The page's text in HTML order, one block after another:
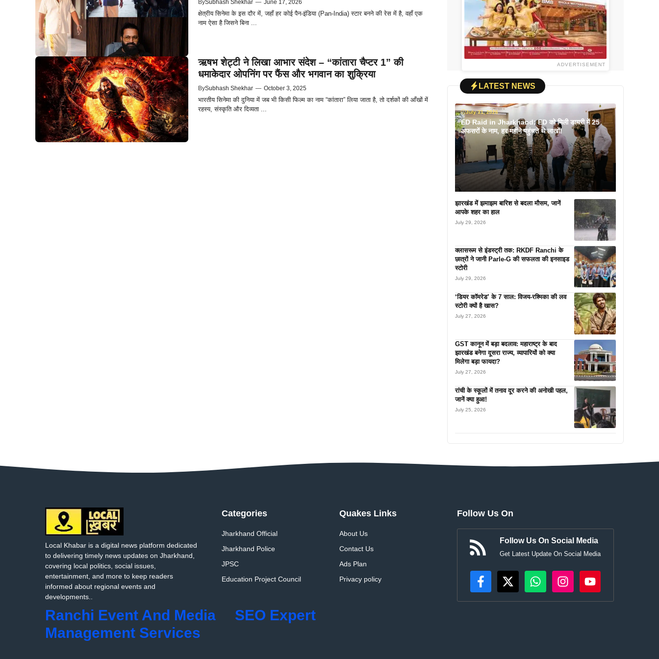
BySubhash Shekhar — June 17, 2026
क्षेत्रीय सिनेमा के इस दौर में, जहाँ हर कोई पैन-इंडिया (Pan-India) स्टार बनने की रेस में है, वहाँ एक
नाम ऐसा है जिसने बिना ...
ऋषभ शेट्टी ने लिखा आभार संदेश – “कांतारा चैप्टर 1” की
धमाकेदार ओपनिंग पर फैंस और भगवान का शुक्रिया
BySubhash Shekhar — October 3, 2025
भारतीय सिनेमा की दुनिया में जब भी किसी फिल्म का नाम “कांतारा” लिया जाता है, तो दर्शकों की आँखों में
रहस्य, संस्कृति और दिव्यता ...
ADVERTISEMENT
LATEST NEWS
July 31, 2026
ED Raid in Jharkhand: ED को मिली डायरी में 25
अफसरों के नाम, हर महीने पहुंचते थे लाखों!
झारखंड में झमाझम बारिश से बदला मौसम, जानें
आपके शहर का हाल
July 29, 2026
क्लासरूम से इंडस्ट्री तक: RKDF Ranchi के
छात्रों ने जानी Parle-G की सफलता की इनसाइड
स्टोरी
July 29, 2026
‘डियर कॉमरेड’ के 7 साल: विजय-रश्मिका की लव
स्टोरी क्यों है खास?
July 27, 2026
GST कानून में बड़ा बदलाव: महाराष्ट्र के बाद
झारखंड बनेगा दूसरा राज्य, व्यापारियों को क्या
मिलेगा बड़ा फायदा?
July 27, 2026
रांची के स्कूलों में तनाव दूर करने की अनोखी पहल,
जानें क्या हुआ!
July 25, 2026
Local Khabar is a digital news platform dedicated
to delivering timely news updates on Jharkhand,
covering local politics, social issues,
entertainment, and more to keep readers
informed about regional events and
developments..
Categories
Jharkhand Official
Jharkhand Police
JPSC
Education Project Council
Quakes Links
About Us
Contact Us
Ads Plan
Privacy policy
Follow Us On
Follow Us On Social Media
Get Latest Update On Social Media
Ranchi Event And Media
Management Services
SEO Expert